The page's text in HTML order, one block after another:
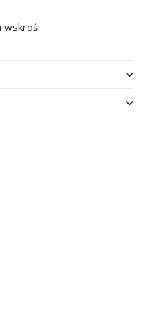
wskroś.